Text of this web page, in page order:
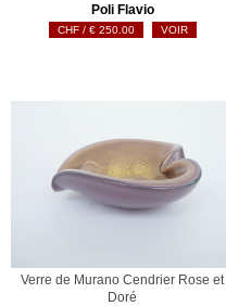
Poli Flavio
€250.00 VOIR
Verre de Murano Cendrier Rose et
Doré